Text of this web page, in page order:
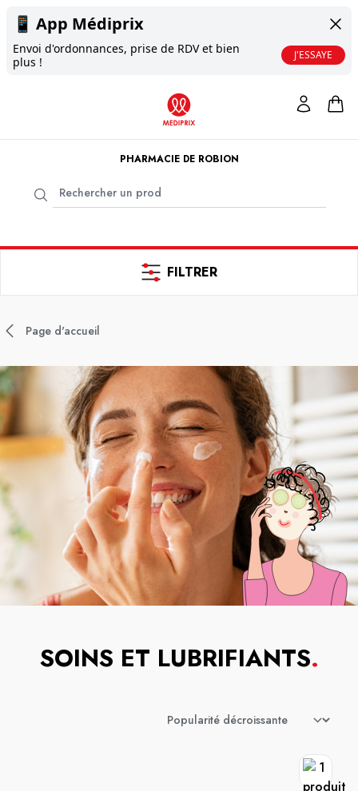
📱 App Médiprix
Envoi d'ordonnances, prise de RDV et bien
plus !
J'ESSAYE
PHARMACIE DE ROBION
FILTRER
Page d'accueil
SOINS ET LUBRIFIANTS.